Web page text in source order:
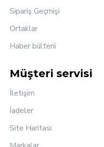
Sipariş Geçmişi
Ortaklar
Haber bülteni
Müşteri servisi
İletişim
İadeler
Site Haritası